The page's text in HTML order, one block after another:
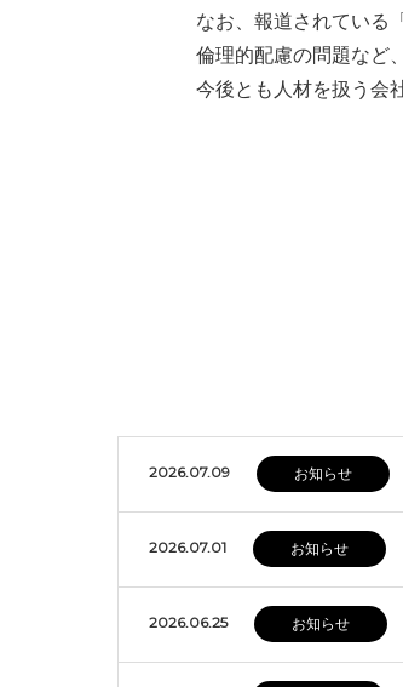
なお、報道されている
倫理的配慮の問題など
今後とも人材を扱う会
2026.07.09 お知らせ
2026.07.01 お知らせ
2026.06.25 お知らせ